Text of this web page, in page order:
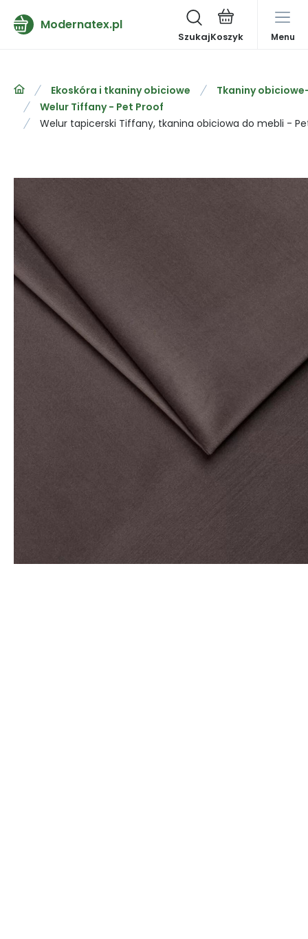
Modernatex.pl
Szukaj Menu
Ekoskóra i tkaniny obiciowe
Tkaniny
Welur Tiffany - Pet Proof
Welur tapicerski Tiffany, tkanina obiciowa do mebli -